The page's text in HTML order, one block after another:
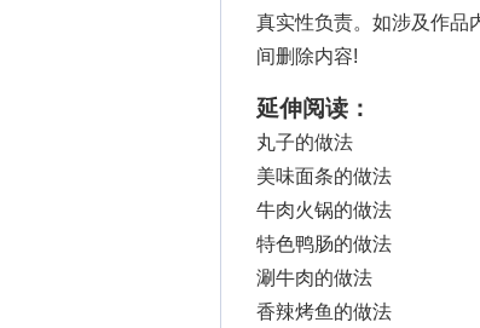
真实性负责。如涉及作品
间删除内容!
延伸阅读：
丸子的做法
美味面条的做法
牛肉火锅的做法
特色鸭肠的做法
涮牛肉的做法
香辣烤鱼的做法